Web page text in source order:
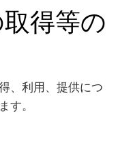
得等の
、利用、提供につ
す。